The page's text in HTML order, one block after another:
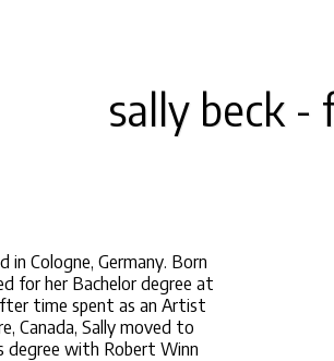
sally beck -
in Cologne, Germany. Born
for her Bachelor degree at
time spent as an Artist
Canada, Sally moved to
with Robert Winn